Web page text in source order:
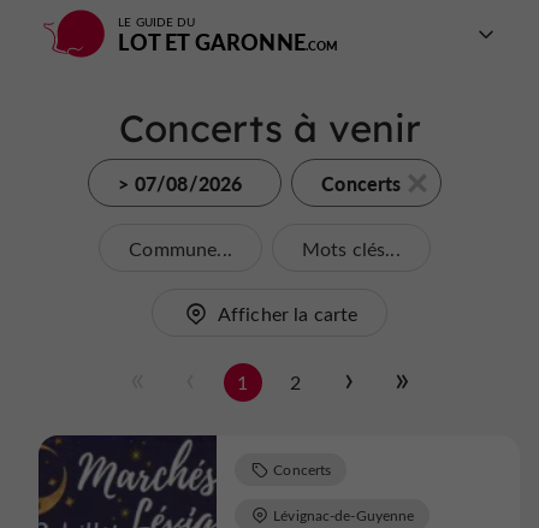
LE GUIDE DU
LOT ET GARONNE
Concerts à venir
> 07/08/2026 Concerts
Commune... Mots clés...
Afficher la carte
1 2
Concerts
Lévignac-de-Guyenne